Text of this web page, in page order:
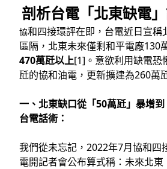
English
臉書
YouTube
剖析台電「北東缺電
協和四接環評在即，台電近日宣稱
區隔，北東未來僅剩和平電廠130
470萬瓩以上[1]。意欲利用缺電恐
瓩的協和油電，更新擴建為260萬
一、北東缺口從「50萬瓩」暴增
台電話術：
我們從未忘記，2022年7月協和四
電開記者會公布算式稱：未來北